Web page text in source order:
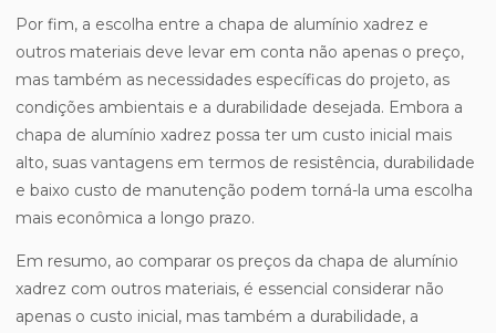
Por fim, a escolha entre a chapa de alumínio xadrez e
outros materiais deve levar em conta não apenas o preço,
mas também as necessidades específicas do projeto, as
condições ambientais e a durabilidade desejada. Embora a
chapa de alumínio xadrez possa ter um custo inicial mais
alto, suas vantagens em termos de resistência, durabilidade
e baixo custo de manutenção podem torná-la uma escolha
mais econômica a longo prazo.
Em resumo, ao comparar os preços da chapa de alumínio
xadrez com outros materiais, é essencial considerar não
apenas o custo inicial, mas também a durabilidade, a